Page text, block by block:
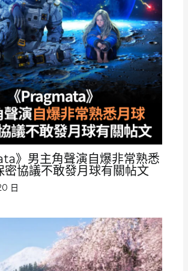
》男主角聲演自爆非常熟悉
協議不敢發月球有關帖文
日